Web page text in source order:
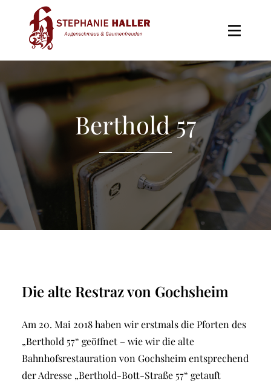
content
Berthold 57
Die alte Restraz von Gochsheim
Am 20. Mai 2018 haben wir erstmals die Pforten des
„Berthold 57“ geöffnet – wie wir die alte
Bahnhofsrestauration von Gochsheim entsprechend
der Adresse „Berthold-Bott-Straße 57“ getauft